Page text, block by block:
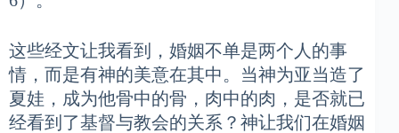
这些经文让我看到，婚姻不单是两个人的事
情，而是有神的美意在其中。当神为亚当造了
夏娃，成为他骨中的骨，肉中的肉，是否就已
经看到了基督与教会的关系？神让我们在婚姻